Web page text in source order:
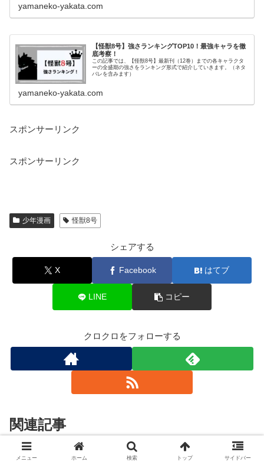
yamaneko-yakata.com
【怪獣8号】強さランキングTOP10！最強キャラを徹
底考察！
この記事では、【怪獣8号】最新刊（12巻）までの各キャラクタ
ーの全盛期の強さをランキング形式で紹介していきます。（ネタ
バレを含みます）
yamaneko-yakata.com
スポンサーリンク
スポンサーリンク
少年漫画 怪獣8号
シェアする
X Facebook はてブ
LINE コピー
クロクロをフォローする
関連記事
少年漫画
メニュー ホーム 検索 トップ サイドバー